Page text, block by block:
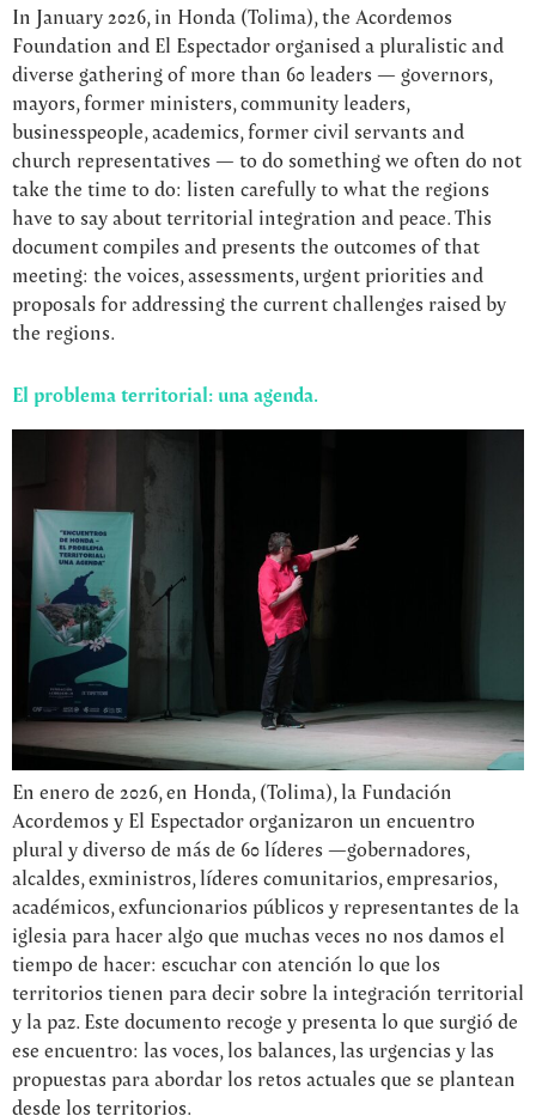
In January 2026, in Honda (Tolima), the Acordemos
Foundation and El Espectador organised a pluralistic and
diverse gathering of more than 60 leaders — governors,
mayors, former ministers, community leaders,
businesspeople, academics, former civil servants and
church representatives — to do something we often do not
take the time to do: listen carefully to what the regions
have to say about territorial integration and peace. This
document compiles and presents the outcomes of that
meeting: the voices, assessments, urgent priorities and
proposals for addressing the current challenges raised by
the regions.
El problema territorial: una agenda.
En enero de 2026, en Honda, (Tolima), la Fundación
Acordemos y El Espectador organizaron un encuentro
plural y diverso de más de 60 líderes —gobernadores,
alcaldes, exministros, líderes comunitarios, empresarios,
académicos, exfuncionarios públicos y representantes de la
iglesia para hacer algo que muchas veces no nos damos el
tiempo de hacer: escuchar con atención lo que los
territorios tienen para decir sobre la integración territorial
y la paz. Este documento recoge y presenta lo que surgió de
ese encuentro: las voces, los balances, las urgencias y las
propuestas para abordar los retos actuales que se plantean
desde los territorios.